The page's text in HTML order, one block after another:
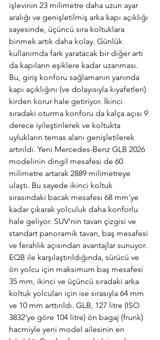
işlevinin 23 milimetre daha uzun ayar
aralığı ve genişletilmiş arka kapı açıklığı
sayesinde, üçüncü sıra koltuklara
binmek artık daha kolay. Günlük
kullanımda fark yaratacak bir diğer artı
da kapıların eşiklere kadar uzanması.
Bu, giriş konforu sağlamanın yanında
kapı açıklığını (ve dolayısıyla kıyafetleri)
kirden korur hale getiriyor. İkinci
sıradaki oturma konforu da kalça açısı 9
derece iyileştirilerek ve koltukta
uylukların temas alanı genişletilerek
artırıldı. Yeni Mercedes-Benz GLB 2026
modelinin dingil mesafesi de 60
milimetre artarak 2889 milimetreye
ulaştı. Bu sayede ikinci koltuk
sırasındaki bacak mesafesi 68 mm'ye
kadar çıkarak yolculuk daha konforlu
hale geliyor. SUV'nin tavan çizgisi ve
standart panoramik tavan, baş mesafesi
ve ferahlık açısından avantajlar sunuyor.
EQB ile karşılaştırıldığında, sürücü ve
ön yolcu için maksimum baş mesafesi
35 mm, ikinci ve üçüncü sıradaki arka
koltuk yolcuları için ise sırasıyla 64 mm
ve 10 mm arttırıldı. GLB, 127 litre (ISO
3832'ye göre 104 litre) ön bagaj (frunk)
hacmiyle yeni model ailesinin en